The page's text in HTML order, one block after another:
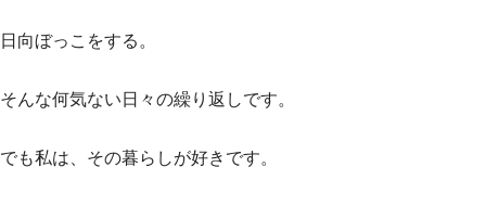
日向ぼっこをする。
そんな何気ない日々の繰り返しです。
でも私は、その暮らしが好きです。